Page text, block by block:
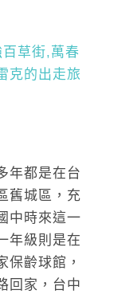
年都是在台
舊城區，充
中時來這一
年級則是在
保齡球館，
回家，台中